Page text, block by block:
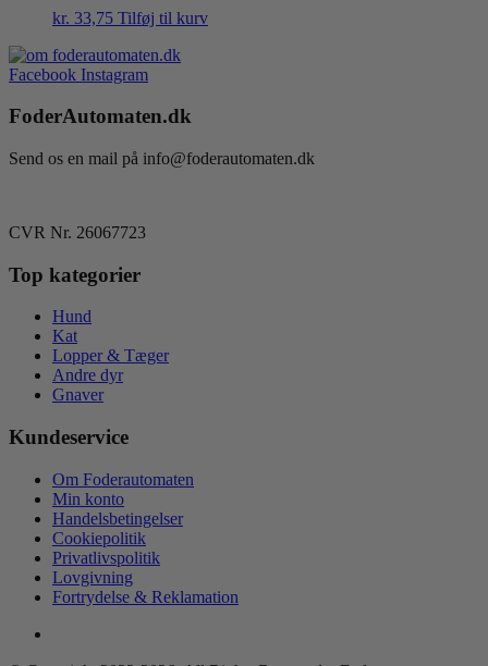
kr. 33,75 Tilføj til kurv
Facebook Instagram
FoderAutomaten.dk
Send os en mail på info@foderautomaten.dk
CVR Nr. 26067723
Top kategorier
Hund
Kat
Lopper & Tæger
Andre dyr
Gnaver
Kundeservice
Om Foderautomaten
Min konto
Handelsbetingelser
Cookiepolitik
Privatlivspolitik
Lovgivning
Fortrydelse & Reklamation